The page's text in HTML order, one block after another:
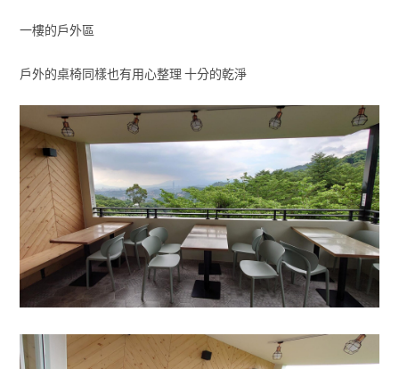
一樓的戶外區
戶外的桌椅同樣也有用心整理 十分的乾淨